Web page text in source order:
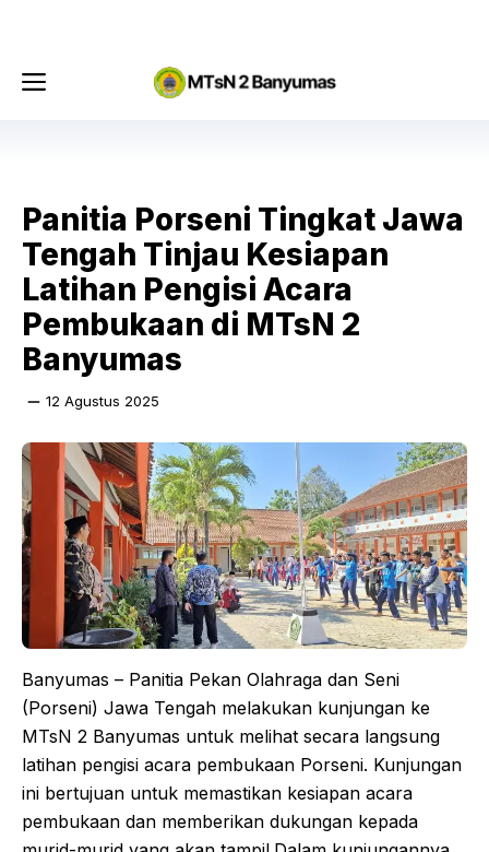
Menu
Panitia Porseni Tingkat Jawa
Tengah Tinjau Kesiapan
Latihan Pengisi Acara
Pembukaan di MTsN 2
Banyumas
12 Agustus 2025
Banyumas – Panitia Pekan Olahraga dan Seni
(Porseni) Jawa Tengah melakukan kunjungan ke
MTsN 2 Banyumas untuk melihat secara langsung
latihan pengisi acara pembukaan Porseni. Kunjungan
ini bertujuan untuk memastikan kesiapan acara
pembukaan dan memberikan dukungan kepada